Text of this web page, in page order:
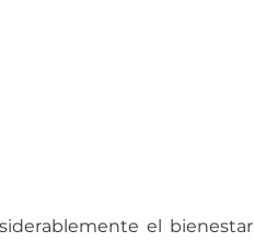
el bienestar